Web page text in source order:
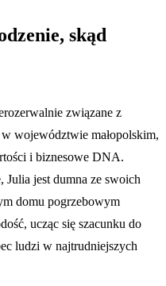
skąd
związane z
województwie małopolskim,
i biznesowe DNA.
jest dumna ze swoich
domu pogrzebowym
ucząc się szacunku do
ludzi w najtrudniejszych